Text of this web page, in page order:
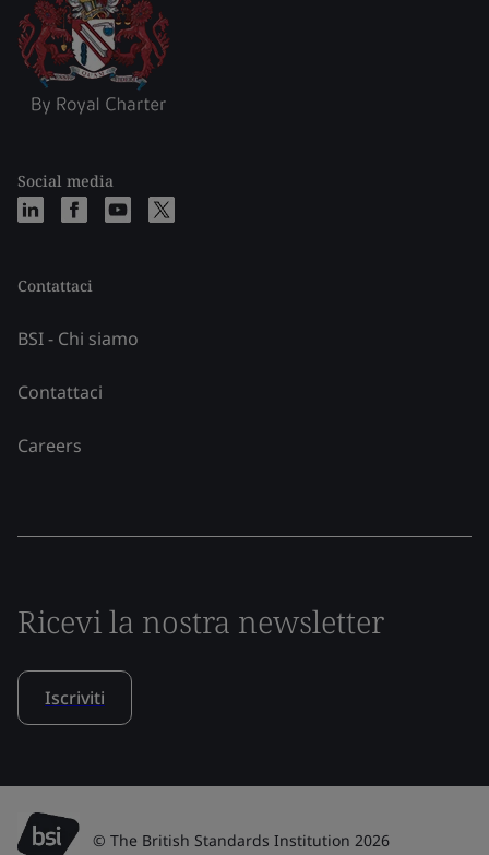
Social media
Contattaci
BSI - Chi siamo
Contattaci
Careers
Ricevi la nostra newsletter
Iscriviti
© The British Standards Institution 2026